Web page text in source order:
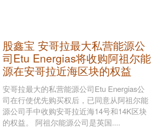
股鑫宝 安哥拉最大私营能源公
司Etu Energias将收购阿祖尔能
源在安哥拉近海区块的权益
安哥拉最大的私营能源公司Etu Energias公
司在行使优先购买权后，已同意从阿祖尔能
源公司手中收购安哥拉近海14号和14K区块
的权益。 阿祖尔能源公司是英国....